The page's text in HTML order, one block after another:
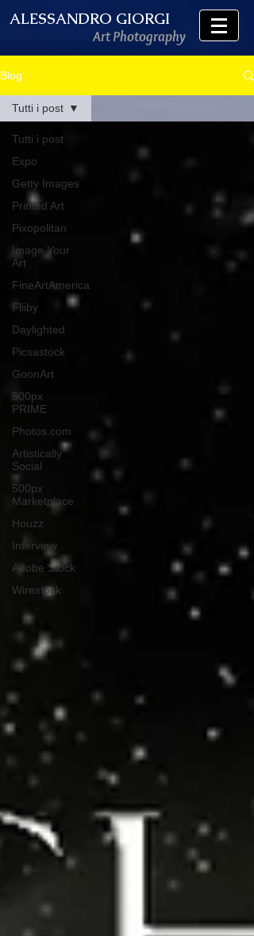
ALESSANDRO GIORGI
Art Photography
Blog
Tutti i post
Expo
Getty Images
Printed Art
Pixopolitan
Image Your
Art
FineArtAmerica
Fliiby
Daylighted
Picsastock
GoonArt
500px
PRIME
Photos.com
Artistically
Social
500px
Marketplace
Houzz
Interview
Adobe Stock
Wirestock
Tutti i post